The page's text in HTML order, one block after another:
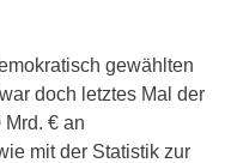
gewählten
doch letztes Mal der
€ an
mit der Statistik zur